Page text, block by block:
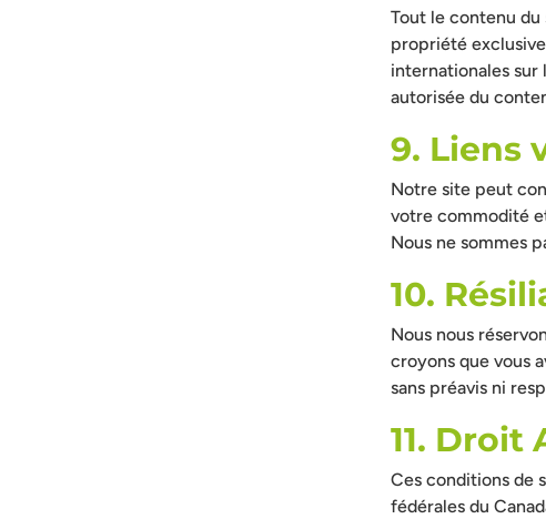
Tout le contenu du
propriété
internationales
autorisée du
9. Liens
Notre site peut
votre commodité
Nous ne sommes
10.
Nous nous
croyons que vous
sans préavis ni
11. Droit
Ces conditions de
fédérales du